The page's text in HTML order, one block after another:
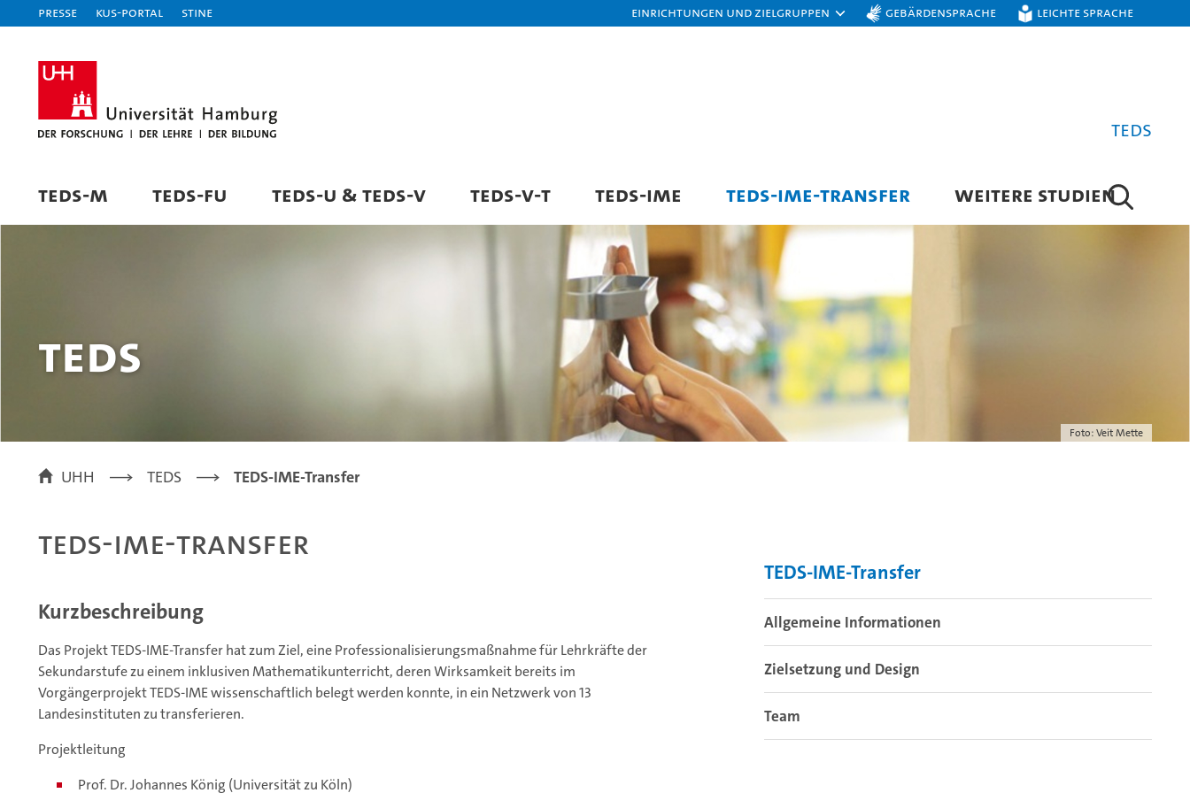
Presse KUS-Portal STiNE Einrichtungen und Zielgruppen Gebärdensprache Leichte Sprache
TEDS
TEDS-M TEDS-FU TEDS-U & TEDS-V TEDS-V-T TEDS-IME TEDS-IME-TRANSFER WEITERE STUDIEN
Foto: Veit Mette
TEDS
UHH TEDS TEDS-IME-Transfer
TEDS-IME-Transfer
Kurzbeschreibung
Das Projekt TEDS-IME-Transfer hat zum Ziel, eine Professionalisierungsmaßnahme für Lehrkräfte der
Sekundarstufe zu einem inklusiven Mathematikunterricht, deren Wirksamkeit bereits im
Vorgängerprojekt TEDS-IME wissenschaftlich belegt werden konnte, in ein Netzwerk von 13
Landesinstituten zu transferieren.
Projektleitung
Prof. Dr. Johannes König (Universität zu Köln)
TEDS-IME-Transfer
Allgemeine Informationen
Zielsetzung und Design
Team